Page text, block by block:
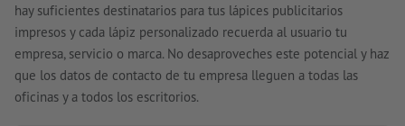
hay suficientes destinatarios para tus lápices publicitarios
impresos y cada lápiz personalizado recuerda al usuario tu
empresa, servicio o marca. No desaproveches este potencial y haz
que los datos de contacto de tu empresa lleguen a todas las
oficinas y a todos los escritorios.